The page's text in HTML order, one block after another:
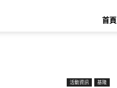
首頁
活動資訊 基隆